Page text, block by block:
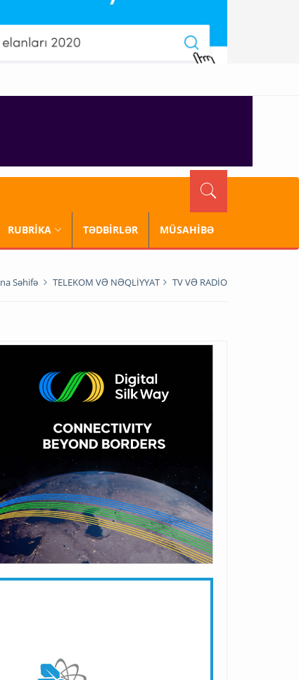
RUBRİKA TƏDBİRLƏR MÜSAHİBƏ
Səhifə TELEKOM VƏ NƏQLİYYAT TV VƏ RADİO